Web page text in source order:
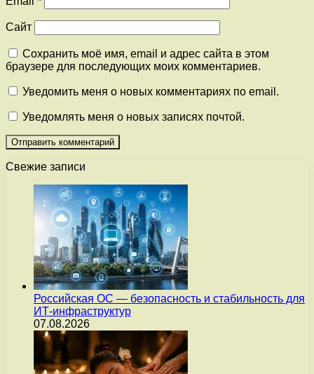
Сайт
Сохранить моё имя, email и адрес сайта в этом
браузере для последующих моих комментариев.
Уведомить меня о новых комментариях по email.
Уведомлять меня о новых записях почтой.
Свежие записи
Российская ОС — безопасность и стабильность для
ИТ-инфраструктур
07.08.2026